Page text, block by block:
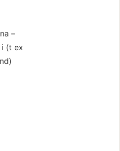
–
i (t ex